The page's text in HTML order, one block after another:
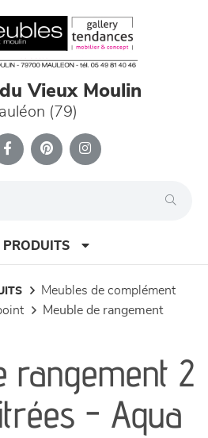
Vieux Moulin
(79)
PRODUITS
meubles de complément
meuble de rangement
rangement 2
- Aqua